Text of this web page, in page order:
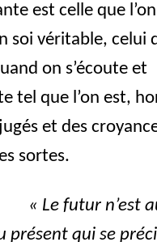
est celle que
soi véritable, celui
on s’écoute et
tel que l’on est,
et des
sortes.
« Le futur n’est
présent qui se